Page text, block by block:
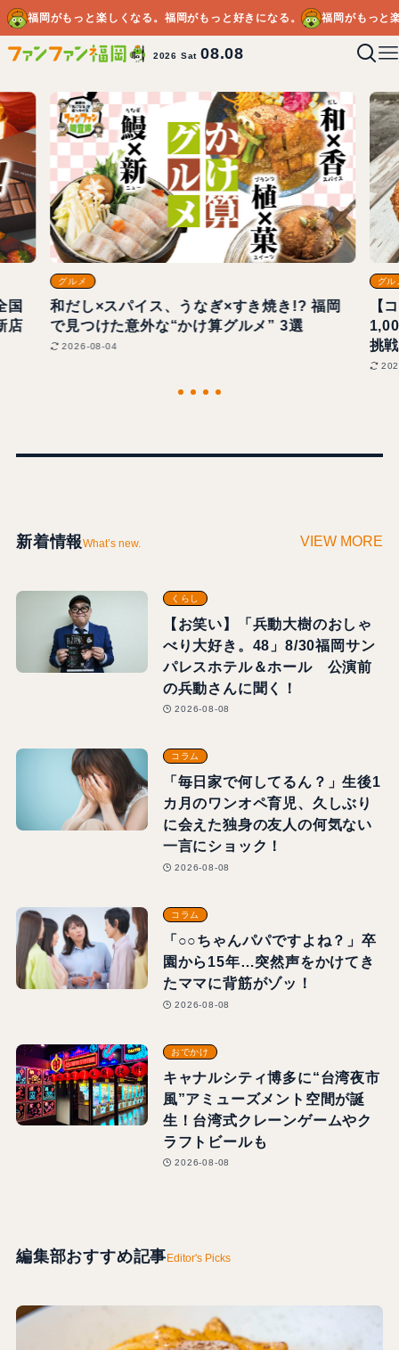
福岡がもっと楽しくなる。福岡がもっと好きになる。 福岡がもっと
2026 Sat08.08
国
店
グルメ
和だし×スパイス、うなぎ×すき焼き!? 福岡
で見つけた意外な“かけ算グルメ” 3選
2026-08-04
グル
【
挑
新着情報What’s new. VIEW MORE
くらし
【お笑い】「兵動大樹のおしゃ
べり大好き。48」8/30福岡サン
パレスホテル＆ホール 公演前
の兵動さんに聞く！
2026-08-08
コラム
「毎日家で何してるん？」生後1
カ月のワンオペ育児、久しぶり
に会えた独身の友人の何気ない
一言にショック！
2026-08-08
コラム
「○○ちゃんパパですよね？」卒
園から15年…突然声をかけてき
たママに背筋がゾッ！
2026-08-08
おでかけ
キャナルシティ博多に“台湾夜市
風”アミューズメント空間が誕
生！台湾式クレーンゲームやク
ラフトビールも
2026-08-08
編集部おすすめ記事 Editor's Picks